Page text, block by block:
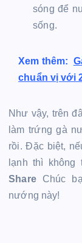
sóng để
sống.
Xem thêm:
chuẩn vị với
Như vậy, trên
làm trứng gà
rồi. Đặc biệt,
lạnh thì không
ShareChúc
nướng này!